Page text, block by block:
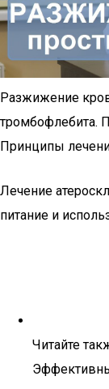
Разжижение
тромбофлебита.
Принципы
Лечение
питание и
Читайте